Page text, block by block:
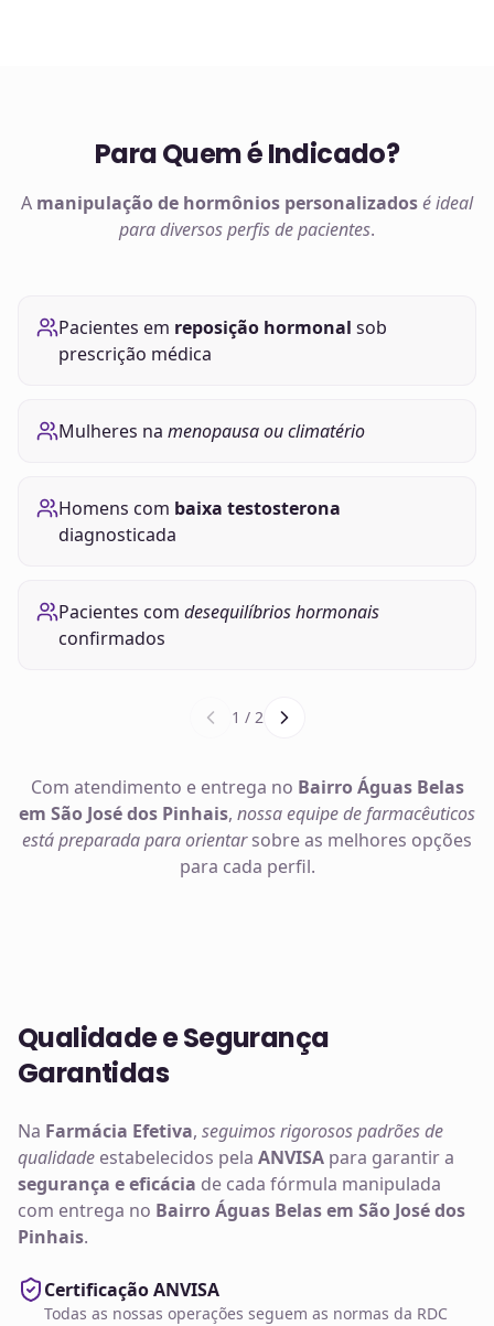
Para Quem é Indicado?
A manipulação de hormônios personalizadosé ideal
para diversos perfis de pacientes.
Pacientes em reposição hormonal sob
prescrição médica
Mulheres na menopausa ou climatério
Homens com baixa testosterona
diagnosticada
Pacientes com desequilíbrios hormonais
confirmados
1 / 2
Com atendimento e entrega no Bairro Águas Belas
em São José dos Pinhais, nossa equipe de farmacêuticos
está preparada para orientarsobre as melhores opções
para cada perfil.
Qualidade e Segurança
Garantidas
Na Farmácia Efetiva, seguimos rigorosos padrões de
qualidade estabelecidos pela ANVISA para garantir a
segurança e eficácia de cada fórmula manipulada
com entrega no Bairro Águas Belas em São José dos
Pinhais.
Certificação ANVISA
Todas as nossas operações seguem as normas da RDC